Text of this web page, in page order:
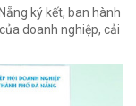
ký kết, ban hành
doanh nghiệp, cải